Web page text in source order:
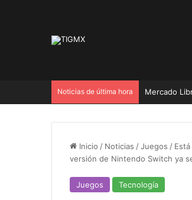
Noticias de última hora
Inicio / Noticias /Juegos /
versión de Nintendo Switch ya
Juegos Tecnología